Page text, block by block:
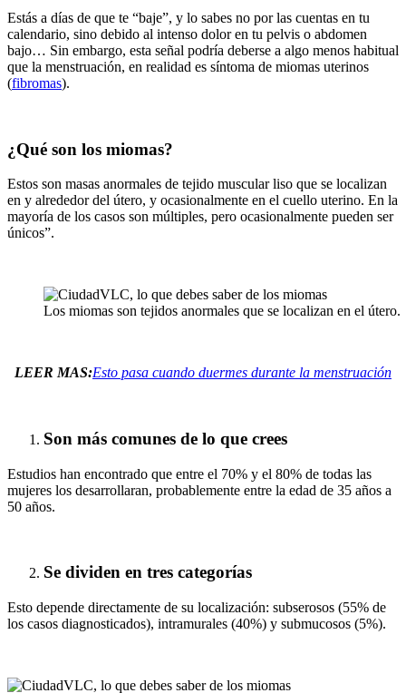
Compartir
Estás a días de que te “baje”, y lo sabes no por las cuentas en tu
calendario, sino debido al intenso dolor en tu pelvis o abdomen
bajo… Sin embargo, esta señal podría deberse a algo menos habitual
que la menstruación, en realidad es síntoma de miomas uterinos
(fibromas).
¿Qué son los miomas?
Estos son masas anormales de tejido muscular liso que se localizan
en y alrededor del útero, y ocasionalmente en el cuello uterino. En la
mayoría de los casos son múltiples, pero ocasionalmente pueden ser
únicos”.
Los miomas son tejidos anormales que se localizan en el útero.
LEER MAS:Esto pasa cuando duermes durante la menstruación
Son más comunes de lo que crees
Estudios han encontrado que entre el 70% y el 80% de todas las
mujeres los desarrollaran, probablemente entre la edad de 35 años a
50 años.
Se dividen en tres categorías
Esto depende directamente de su localización: subserosos (55% de
los casos diagnosticados), intramurales (40%) y submucosos (5%).